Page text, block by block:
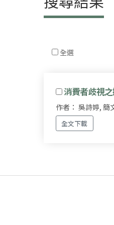
全選
消費者歧視
作者： 吳詩婷, 簡
全文下載